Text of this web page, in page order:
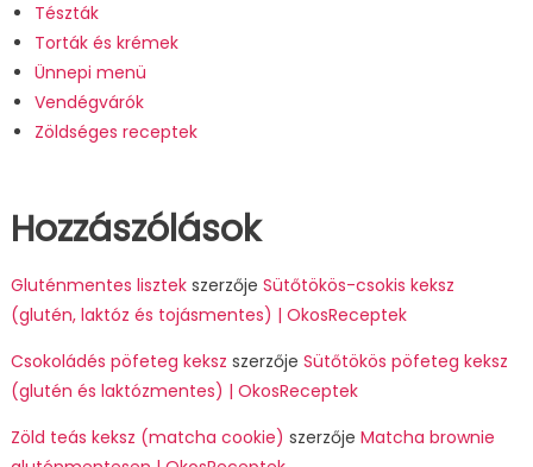
Tészták
Torták és krémek
Ünnepi menü
Vendégvárók
Zöldséges receptek
Hozzászólások
Gluténmentes lisztekszerzője Sütőtökös-csokis keksz
(glutén, laktóz és tojásmentes) | OkosReceptek
Csokoládés pöfeteg keksz szerzője Sütőtökös pöfeteg keksz
(glutén és laktózmentes) | OkosReceptek
Zöld teás keksz (matcha cookie) szerzője Matcha brownie